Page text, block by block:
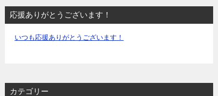
応援ありがとうございます！
いつも応援ありがとうございます！
カテゴリー